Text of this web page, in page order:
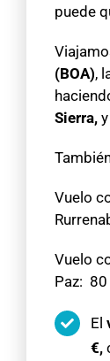
puede
(BOA),
Sierra,
Vuelo
Vuelo
Paz:
El
€,